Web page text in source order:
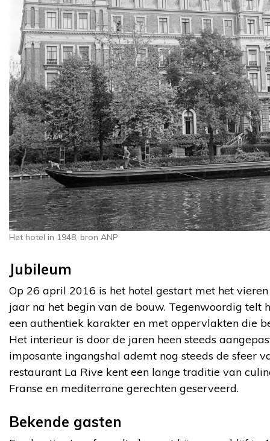
Het hotel in 1948, bron ANP
Jubileum
Op 26 april 2016 is het hotel gestart met het
jaar na het begin van de bouw. Tegenwoordig telt
een authentiek karakter en met oppervlakten die
Het interieur is door de jaren heen steeds
imposante ingangshal ademt nog steeds de sfeer
restaurant La Rive kent een lange traditie van
Franse en mediterrane gerechten geserveerd.
Bekende gasten